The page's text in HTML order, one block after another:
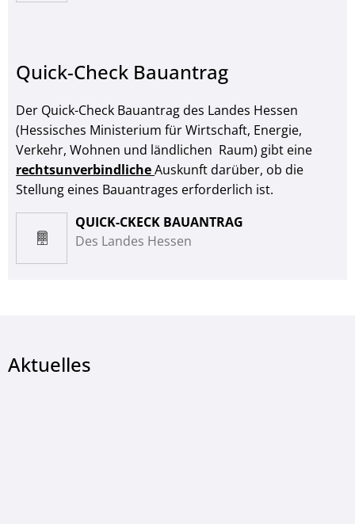
Quick-Check Bauantrag
Der Quick-Check Bauantrag des Landes Hessen
(Hessisches Ministerium für Wirtschaft, Energie,
Verkehr, Wohnen und ländlichen Raum) gibt eine
rechtsunverbindlicheAuskunft darüber, ob die
Stellung eines Bauantrages erforderlich ist.
QUICK-CKECK BAUANTRAG
Des Landes Hessen
Aktuelles